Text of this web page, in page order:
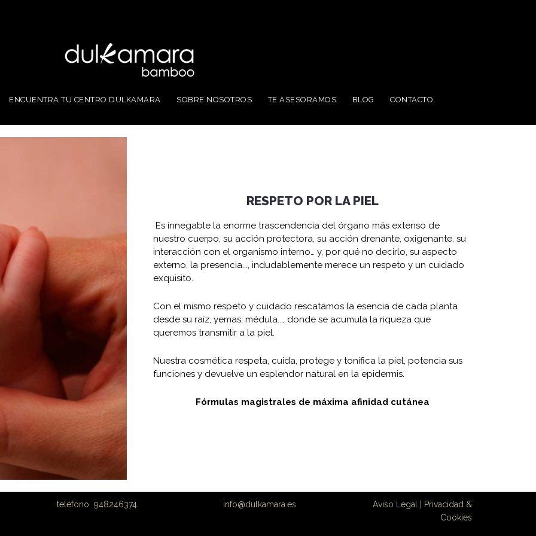
ENCUENTRA TU CENTRO DULKAMARA SOBRE NOSOTROS TE ASESORAMOS BLOG CONTACTO
RESPETO POR LA PIEL
Es innegable la enorme trascendencia del órgano más extenso de
nuestro cuerpo, su acción protectora, su acción drenante, oxigenante, su
interacción con el organismo interno… y, por qué no decirlo, su aspecto
externo, la presencia..., indudablemente merece un respeto y un cuidado
exquisito.
Con el mismo respeto y cuidado rescatamos la esencia de cada planta
desde su raíz, yemas, médula..., donde se acumula la riqueza que
queremos transmitir a la piel.
Nuestra cosmética respeta, cuida, protege y tonifica la piel, potencia sus
funciones y devuelve un esplendor natural en la epidermis.
Fórmulas magistrales de máxima afinidad cutánea
biológica teléfono 948246374 info@dulkamara.es Aviso Legal | Privacidad &
Cookies